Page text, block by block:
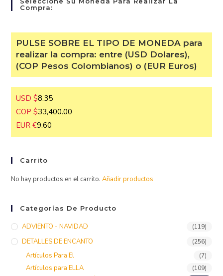
Seleccione Su Moneda Para Realizar La
Compra:
PULSE SOBRE EL TIPO DE MONEDA
para realizar la compra: entre (USD
Dolares), (COP Pesos Colombianos) o
USD $8.35
COP $33,400.00
EUR €9.60
Carrito
Categorías De Producto
ADVIENTO - NAVIDAD (119)
DETALLES DE ENCANTO
Artículos Para El (7)